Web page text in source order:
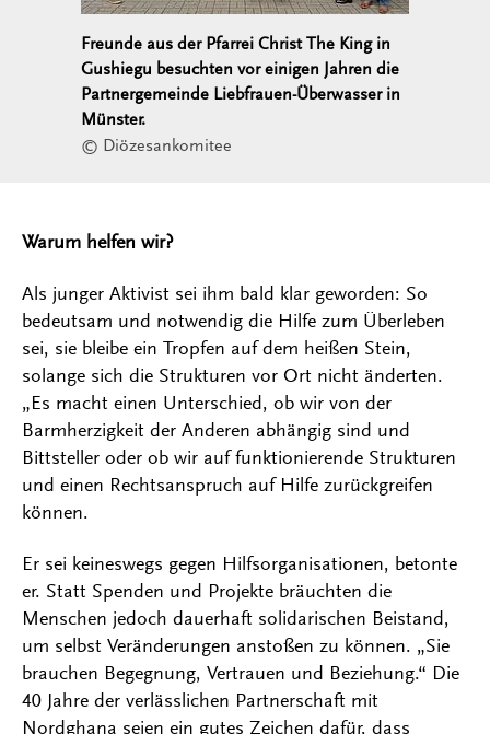
Freunde aus der Pfarrei Christ The King in
Gushiegu besuchten vor einigen Jahren die
Partnergemeinde Liebfrauen-Überwasser in
Münster.
© Diözesankomitee
Warum helfen wir?
Als junger Aktivist sei ihm bald klar geworden: So
bedeutsam und notwendig die Hilfe zum Überleben
sei, sie bleibe ein Tropfen auf dem heißen Stein,
solange sich die Strukturen vor Ort nicht änderten.
„Es macht einen Unterschied, ob wir von der
Barmherzigkeit der Anderen abhängig sind und
Bittsteller oder ob wir auf funktionierende Strukturen
und einen Rechtsanspruch auf Hilfe zurückgreifen
können.
Er sei keineswegs gegen Hilfsorganisationen, betonte
er. Statt Spenden und Projekte bräuchten die
Menschen jedoch dauerhaft solidarischen Beistand,
um selbst Veränderungen anstoßen zu können. „Sie
brauchen Begegnung, Vertrauen und Beziehung.“ Die
40 Jahre der verlässlichen Partnerschaft mit
Nordghana seien ein gutes Zeichen dafür, dass